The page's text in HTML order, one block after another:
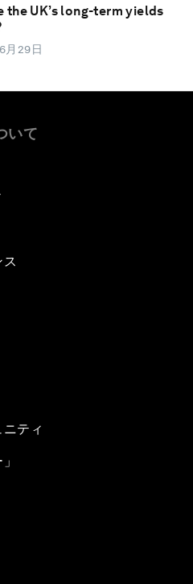
the UK’s long-term yields
月29日
いて
ティ